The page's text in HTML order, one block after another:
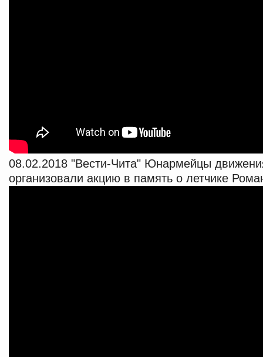
08.02.2018 "Вести-Чита" Юнармейцы
организовали акцию в память о летчике